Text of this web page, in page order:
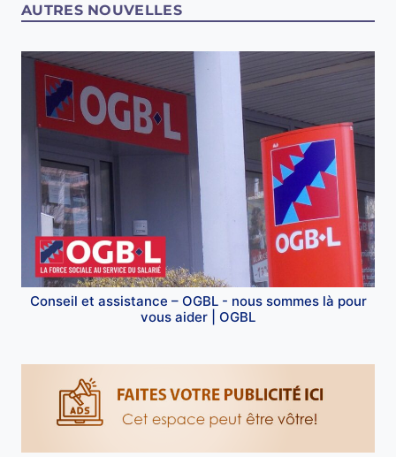
AUTRES NOUVELLES
Conseil et assistance – OGBL - nous sommes là pour
vous aider | OGBL